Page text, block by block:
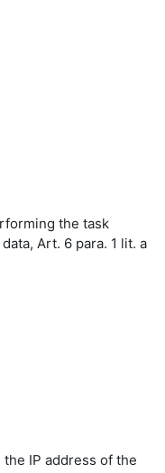
the task
Art. 6 para. 1 lit. a
IP address of the